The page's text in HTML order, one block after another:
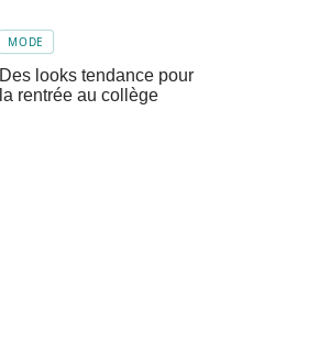
MODE
Des looks tendance pour
la rentrée au collège